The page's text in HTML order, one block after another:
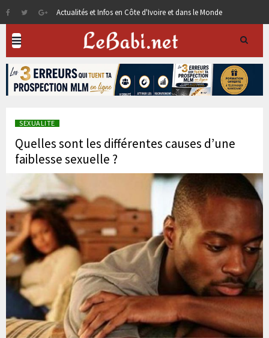
Actualités et Infos en Côte d'Ivoire et dans le Monde
SEXUALITE
Quelles sont les différentes causes d’une
faiblesse sexuelle ?